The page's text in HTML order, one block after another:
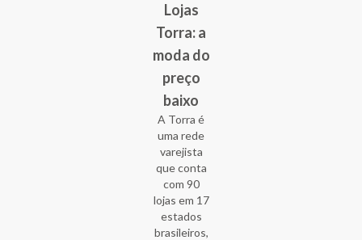
Lojas
Torra: a
moda do
preço
baixo
A Torra é
uma rede
varejista
que conta
com 90
lojas em 17
estados
brasileiros,